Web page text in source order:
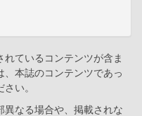
ているコンテンツが含ま
本誌のコンテンツであっ
い。
なる場合や、掲載されな